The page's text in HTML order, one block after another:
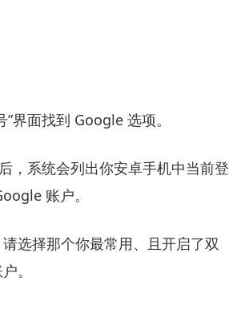
”界面找到 Google 选项。
，系统会列出你安卓手机中当前登
账户。
选择那个你最常用、且开启了双
。